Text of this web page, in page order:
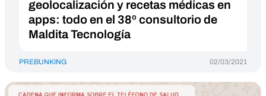
geolocalización y recetas médicas en
apps: todo en el 38º consultorio de
Maldita Tecnología
PREBUNKING 02/03/2021